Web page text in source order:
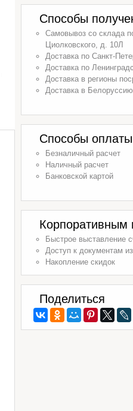
Способы
Самовывоз со склада
Циолковского, д. 10Л
Доставка по Санкт-
Доставка по
Доставка в регионы
Доставка в
Способы оплаты
Безналичный расчет
Наличный расчет
Банковской картой
Корпоративным
Быстрое выставление
Доступ к документам
Накопление скидок
Поделиться